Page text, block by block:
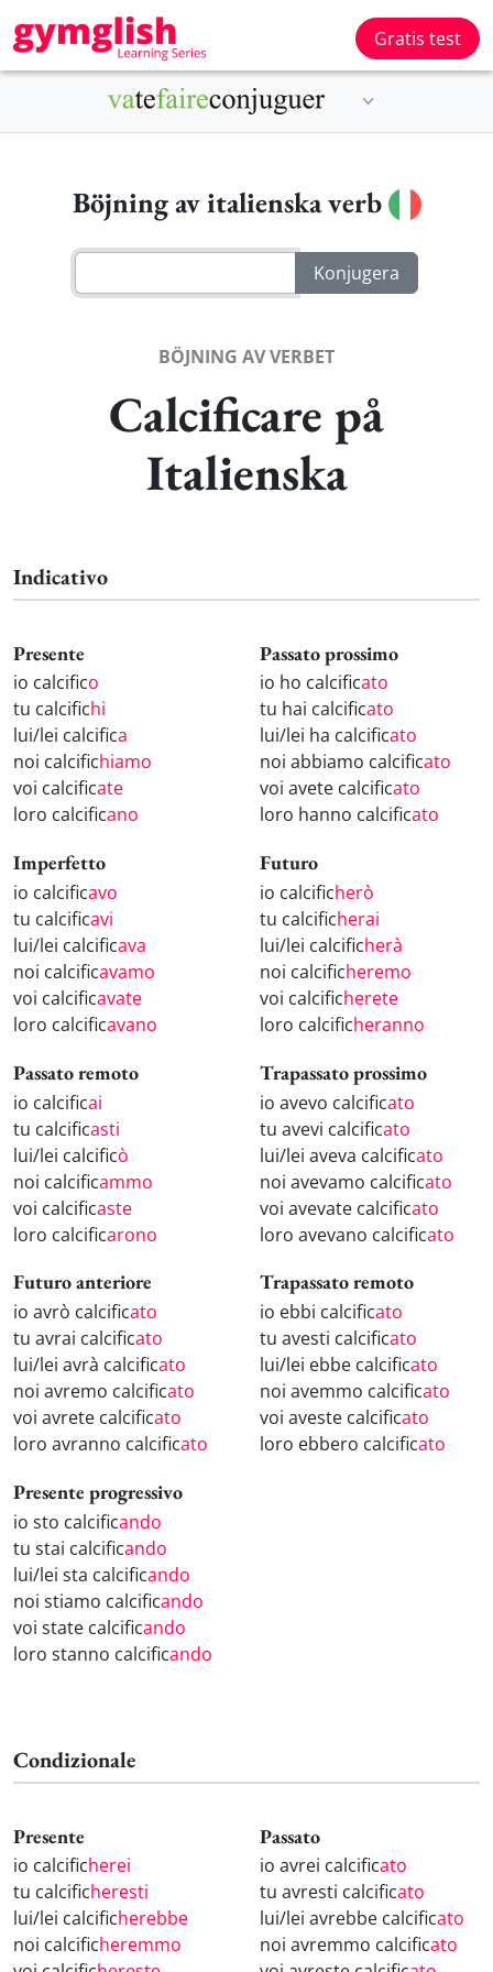
Gratis test
Böjning av italienska verb
BÖJNING AV VERBET
Calcificare på
Italienska
Indicativo
Presente
io calcifico
tu calcifichi
lui/lei calcifica
noi calcifichiamo
voi calcificate
loro calcificano
Passato prossimo
io ho calcificato
tu hai calcificato
lui/lei ha calcificato
noi abbiamo calcificato
voi avete calcificato
loro hanno calcificato
Imperfetto
io calcificavo
tu calcificavi
lui/lei calcificava
noi calcificavamo
voi calcificavate
loro calcificavano
Futuro
io calcificherò
tu calcificherai
lui/lei calcificherà
noi calcificheremo
voi calcificherete
loro calcificheranno
Passato remoto
io calcificai
tu calcificasti
lui/lei calcificò
noi calcificammo
voi calcificaste
loro calcificarono
Trapassato prossimo
io avevo calcificato
tu avevi calcificato
lui/lei aveva calcificato
noi avevamo calcificato
voi avevate calcificato
loro avevano calcificato
Futuro anteriore
io avrò calcificato
tu avrai calcificato
lui/lei avrà calcificato
noi avremo calcificato
voi avrete calcificato
loro avranno calcificato
Trapassato remoto
io ebbi calcificato
tu avesti calcificato
lui/lei ebbe calcificato
noi avemmo calcificato
voi aveste calcificato
loro ebbero calcificato
Presente progressivo
io sto calcificando
tu stai calcificando
lui/lei sta calcificando
noi stiamo calcificando
voi state calcificando
loro stanno calcificando
Condizionale
Presente
io calcificherei
tu calcificheresti
lui/lei calcificherebbe
noi calcificheremmo
Passato
io avrei calcificato
tu avresti calcificato
lui/lei avrebbe calcificato
noi avremmo calcificato